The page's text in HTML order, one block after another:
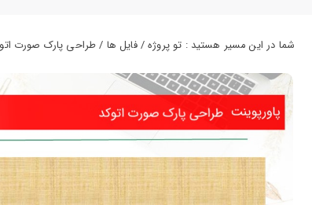
حساب
کاربری
نام
رمز
عبور
شما در این مسیر هستید : تو پروژه / فایل ها / طراحی پارک صورت اتوکد